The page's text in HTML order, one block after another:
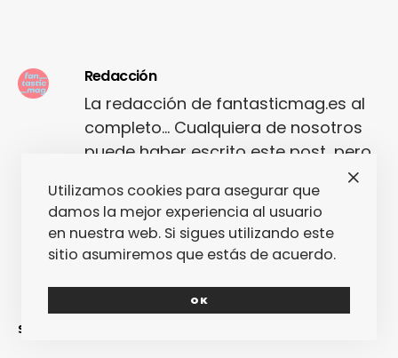
Redacción
La redacción de fantasticmag.es al
completo... Cualquiera de nosotros
puede haber escrito este post, pero
seguro que el que lo ha escrito lo ha
hecho con mucho amor.
SINCERAMENTE
Utilizamos cookies para asegurar que
damos la mejor experiencia al usuario
en nuestra web. Si sigues utilizando este
sitio asumiremos que estás de acuerdo.
OK